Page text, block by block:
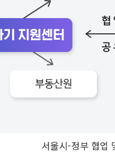
서울시-정부 협업